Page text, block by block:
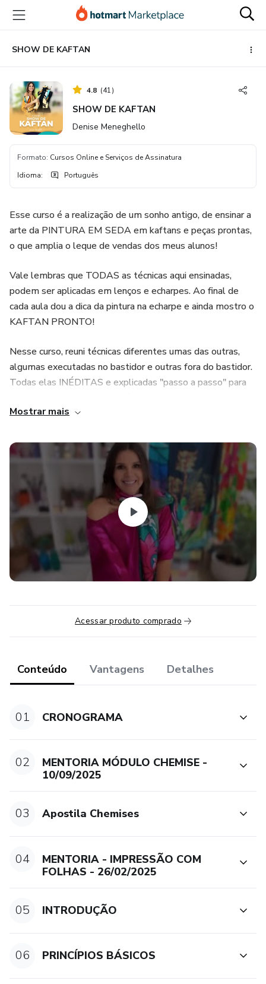
para
conteúdo
principal
para
pagamento
para
rodapé
SHOW DE KAFTAN
4.8 (41)
SHOW DE KAFTAN
Denise Meneghello
Formato: Cursos Online e Serviços de Assinatura
Idioma: Português
Esse curso é a realização de um sonho antigo, de ensinar a
arte da PINTURA EM SEDA em kaftans e peças prontas,
o que amplia o leque de vendas dos meus alunos!
Vale lembras que TODAS as técnicas aqui ensinadas,
podem ser aplicadas em lenços e echarpes. Ao final de
cada aula dou a dica da pintura na echarpe e ainda mostro o
KAFTAN PRONTO!
Nesse curso, reuni técnicas diferentes umas das outras,
algumas executadas no bastidor e outras fora do bastidor.
Todas elas INÉDITAS e explicadas "passo a passo" para
elaboradas para que vocês consigam aproveitar ao máximo.
Desejo, que tenham uma excelente experiência, aprendam
MUITO e arrasem nas peças!
Denise Meneghello
Mostrar mais
Acessar produto comprado
Conteúdo Vantagens Detalhes
01 CRONOGRAMA
02
MENTORIA MÓDULO CHEMISE -
10/09/2025
03 Apostila Chemises
04
MENTORIA - IMPRESSÃO COM
FOLHAS - 26/02/2025
05 INTRODUÇÃO
06 PRINCÍPIOS BÁSICOS